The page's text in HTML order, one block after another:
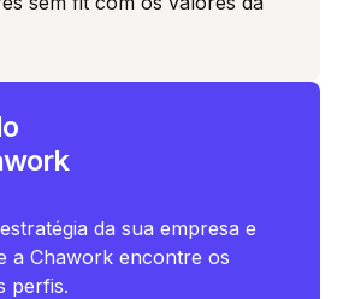
da sua empresa e
a Chawork encontre os
perfis.